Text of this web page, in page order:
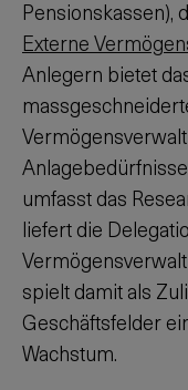
Pensionskassen),
Externe
Anlegern bietet
umfasst das
liefert die
spielt damit als
Geschäftsfelder
Wachstum.